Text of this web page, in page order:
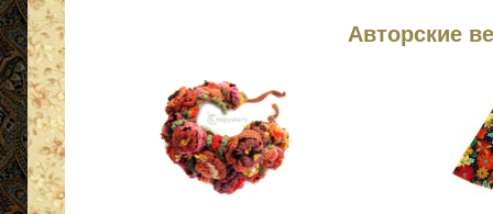
Авторские